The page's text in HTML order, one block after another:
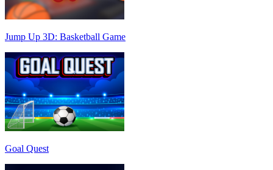
Jump Up 3D: Basketball Game
Goal Quest